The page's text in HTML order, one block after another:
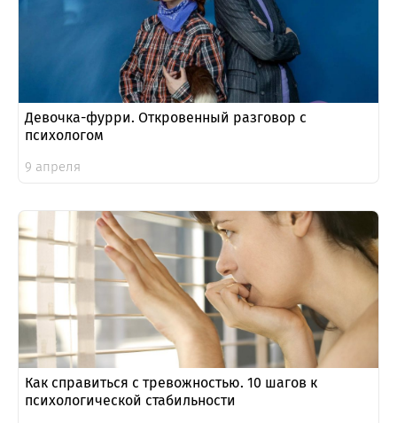
Девочка-фурри. Откровенный разговор с
психологом
9 апреля
Как справиться с тревожностью. 10 шагов к
психологической стабильности